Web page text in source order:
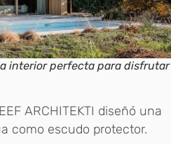
interior perfecta para disfrutar
ARCHITEKTI diseñó una
como escudo protector.